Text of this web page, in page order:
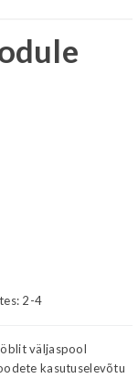
2-4
väljaspool
kasutuselevõtu